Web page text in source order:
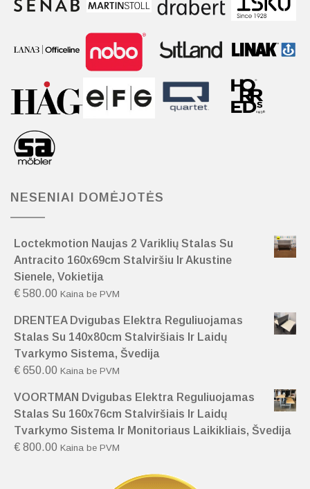
NESENIAI DOMĖJOTĖS
Loctekmotion Naujas 2 Variklių Stalas Su
Antracito 160x69cm Stalviršiu Ir Akustine
Sienele, Vokietija
€ 580.00 Kaina be PVM
DRENTEA Dvigubas Elektra Reguliuojamas
Stalas Su 140x80cm Stalviršiais Ir Laidų
Tvarkymo Sistema, Švedija
€ 650.00 Kaina be PVM
VOORTMAN Dvigubas Elektra Reguliuojamas
Stalas Su 160x76cm Stalviršiais Ir Laidų
Tvarkymo Sistema Ir Monitoriaus Laikikliais, Švedija
€ 800.00 Kaina be PVM